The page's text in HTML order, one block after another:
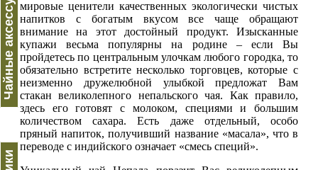
Чайные аксессуары мировые ценители качественных экологически чистых
напитков с богатым вкусом все чаще обращают
внимание на этот достойный продукт. Изысканные
купажи весьма популярны на родине – если Вы
пройдетесь по центральным улочкам любого городка, то
обязательно встретите несколько торговцев, которые с
неизменно дружелюбной улыбкой предложат Вам
стакан великолепного непальского чая. Как правило,
здесь его готовят с молоком, специями и большим
количеством сахара. Есть даже отдельный, особо
пряный напиток, получивший название «масала», что в
переводе с индийского означает «смесь специй».